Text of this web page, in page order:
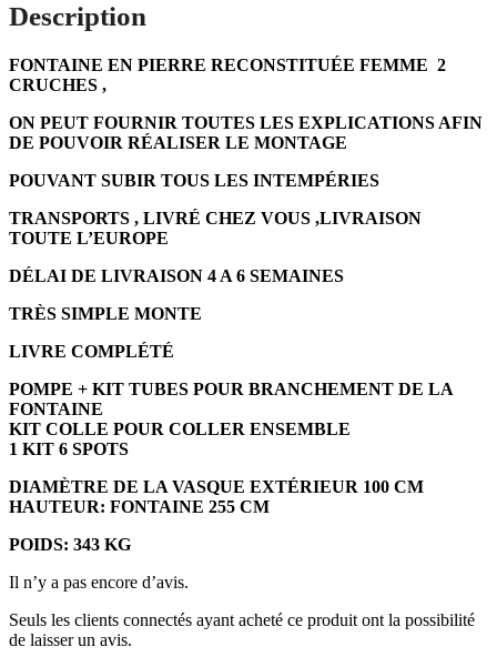
Description
FONTAINE EN PIERRE RECONSTITUÉE FEMME 2
CRUCHES ,
ON PEUT FOURNIR TOUTES LES EXPLICATIONS AFIN
DE POUVOIR RÉALISER LE MONTAGE
POUVANT SUBIR TOUS LES INTEMPÉRIES
TRANSPORTS , LIVRÉ CHEZ VOUS ,LIVRAISON
TOUTE L’EUROPE
DÉLAI DE LIVRAISON 4 A 6 SEMAINES
TRÈS SIMPLE MONTE
LIVRE COMPLÉTÉ
POMPE + KIT TUBES POUR BRANCHEMENT DE LA
FONTAINE
KIT COLLE POUR COLLER ENSEMBLE
1 KIT 6 SPOTS
DIAMÈTRE DE LA VASQUE EXTÉRIEUR 100 CM
HAUTEUR: FONTAINE 255 CM
POIDS: 343 KG
Il n’y a pas encore d’avis.
Seuls les clients connectés ayant acheté ce produit ont la possibilité
de laisser un avis.